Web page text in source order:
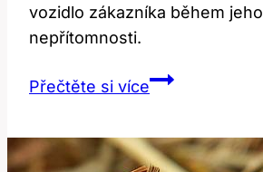
vozidlo zákazníka během jeho
nepřítomnosti.
Přečtěte si víceValet:
jeho